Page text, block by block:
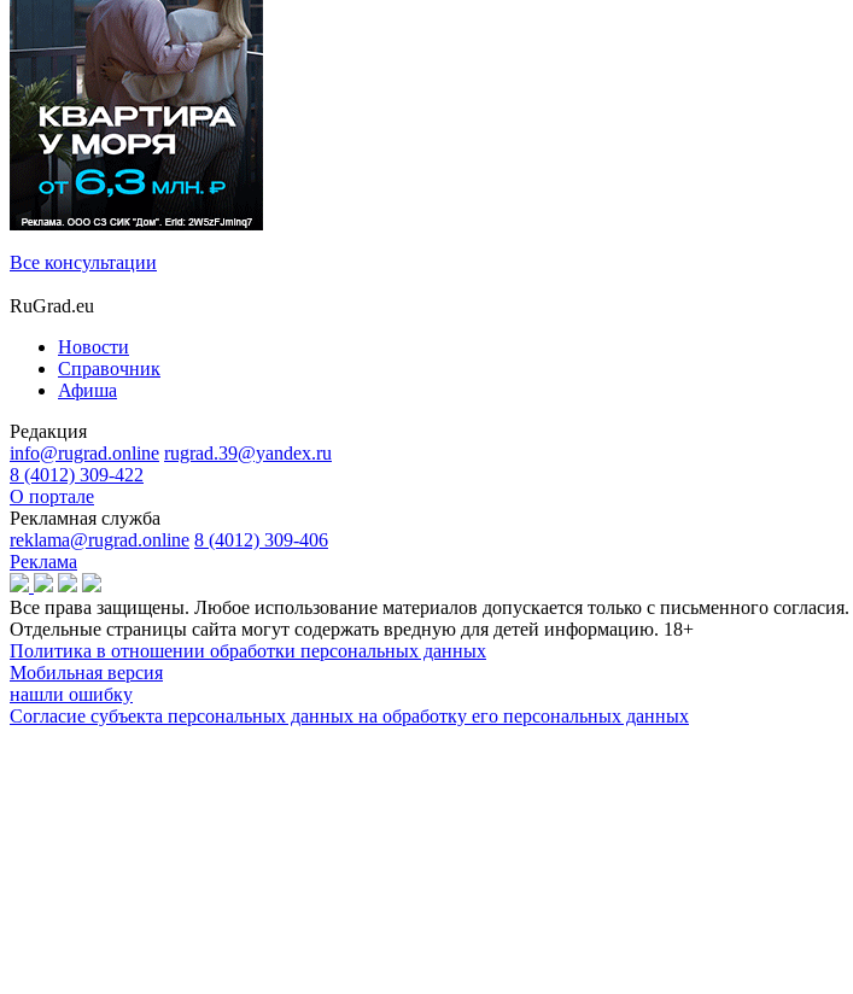
Все консультации
RuGrad.eu
Новости
Справочник
Афиша
Редакция
info@rugrad.online rugrad.39@yandex.ru
8 (4012) 309-422
О портале
Рекламная служба
reklama@rugrad.online 8 (4012) 309-406
Реклама
Все права защищены. Любое использование материалов допускается только с письменного согласия.
Отдельные страницы сайта могут содержать вредную для детей информацию. 18+
Политика в отношении обработки персональных данных
Мобильная версия
нашли ошибку
Согласие субъекта персональных данных на обработку его персональных данных